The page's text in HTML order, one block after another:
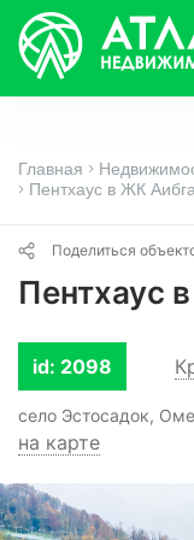
Главная
Пентхаус в ЖК
Поделиться
Пентхаус
id: 2098
село Эстосадок,
на карте